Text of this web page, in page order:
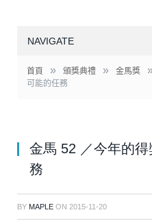
NAVIGATE
首頁 » 頒獎典禮 » 金馬獎 »
可能的任務
金馬 52 ／今年的
務
BY MAPLE ON 2015-11-20